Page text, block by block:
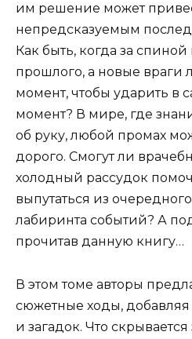
им решение может
непредсказуемым
Как быть, когда за
прошлого, а новые враги
момент, чтобы ударить
момент? В мире, где
об руку, любой промах
дорого. Смогут ли
холодный рассудок
выпутаться из
лабиринта событий? А
прочитав данную книгу…
В этом томе авторы
сюжетные ходы,
и загадок. Что скрывается